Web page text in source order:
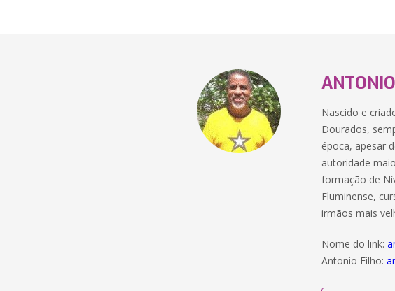
Nascido e
Dourados,
época, apesar
autoridade
formação de
Fluminense,
irmãos mais
Nome do link:
Antonio Filho: